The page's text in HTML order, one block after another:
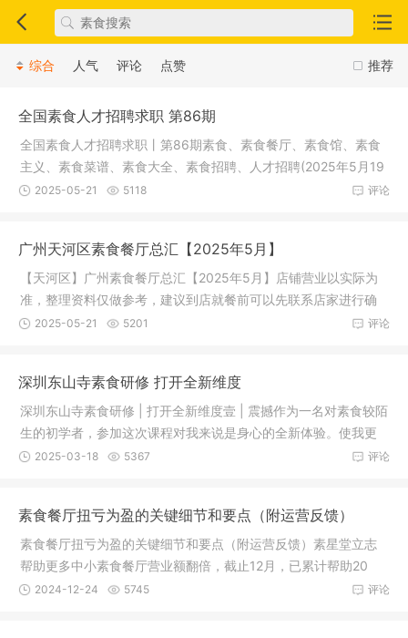
推荐
综合 人气 评论 点赞
全国素食人才招聘求职 第86期
全国素食人才招聘求职丨第86期素食、素食餐厅、素食馆、素食
主义、素食菜谱、素食大全、素食招聘、人才招聘(2025年5月19
日)求 职
评论
2025-05-21 5118
广州天河区素食餐厅总汇【2025年5月】
【天河区】广州素食餐厅总汇【2025年5月】店铺营业以实际为
准，整理资料仅做参考，建议到店就餐前可以先联系店家进行确
认。（排
评论
2025-05-21 5201
深圳东山寺素食研修 打开全新维度
深圳东山寺素食研修 | 打开全新维度壹 | 震撼作为一名对素食较陌
生的初学者，参加这次课程对我来说是身心的全新体验。使我更
深入
评论
2025-03-18 5367
素食餐厅扭亏为盈的关键细节和要点（附运营反馈）
素食餐厅扭亏为盈的关键细节和要点（附运营反馈）素星堂立志
帮助更多中小素食餐厅营业额翻倍，截止12月，已累计帮助20
+素食餐厅
评论
2024-12-24 5745